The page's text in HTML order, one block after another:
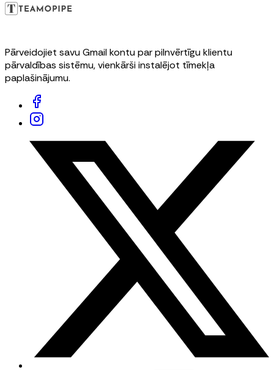
Pārveidojiet savu Gmail kontu par pilnvērtīgu klientu
pārvaldības sistēmu, vienkārši instalējot tīmekļa
paplašinājumu.